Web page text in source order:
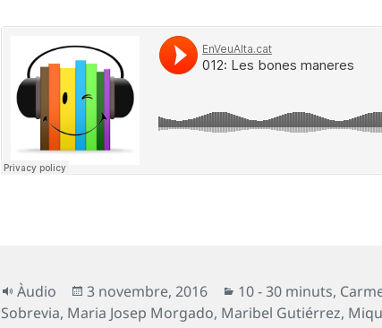
Format
Àudio
Publicat
el
3 novembre, 2016 Categories
10 - 30 minuts,
Sobrevia, Maria Josep Morgado, Maribel Gutiérrez,